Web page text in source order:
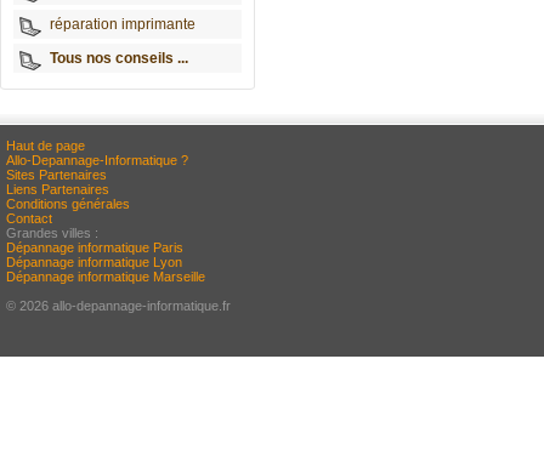
réparation imprimante
Tous nos conseils ...
Haut de page
Allo-Depannage-Informatique ?
Sites Partenaires
Liens Partenaires
Conditions générales
Contact
Grandes villes :
Dépannage informatique Paris
Dépannage informatique Lyon
Dépannage informatique Marseille
© 2026 allo-depannage-informatique.fr